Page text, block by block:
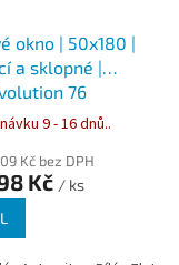
okno | 50x180 |
a sklopné |
76
9 - 16 dnů..
Kč bez DPH
Kč / ks